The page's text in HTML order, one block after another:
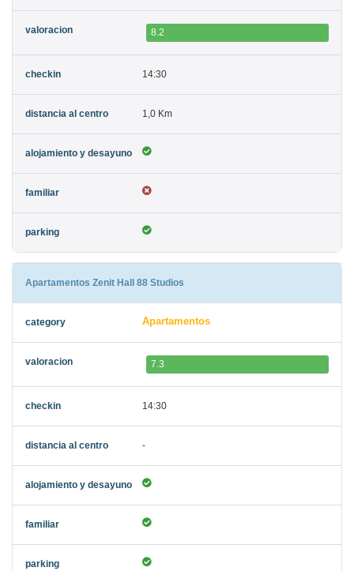
8.2
14:30
1,0 Km
Apartamentos Zenit Hall 88 Studios
Apartamentos
7.3
14:30
-